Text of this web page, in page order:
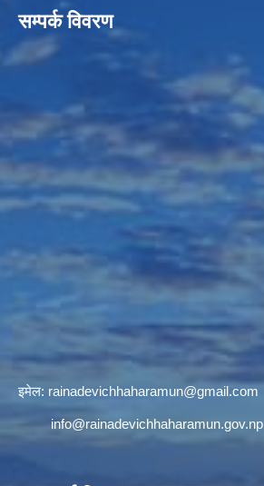
सम्पर्क विवरण
इमेल: rainadevichhaharamun@gmail.com
info@rainadevichhaharamun.gov.np